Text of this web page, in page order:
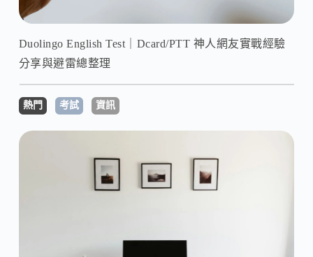
Duolingo English Test｜Dcard/PTT 神人網友實戰經驗
分享與避雷總整理
熱門 考試 資訊